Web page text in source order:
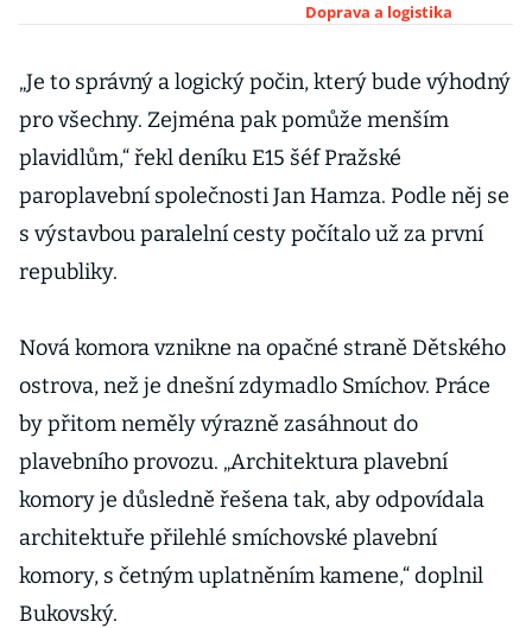
na Labi, má
Doprava a logistika
„Je to správný a logický počin, který bude výhodný
pro všechny. Zejména pak pomůže menším
plavidlům,“ řekl deníku E15 šéf Pražské
paroplavební společnosti Jan Hamza. Podle něj se
s výstavbou paralelní cesty počítalo už za první
republiky.
Nová komora vznikne na opačné straně Dětského
ostrova, než je dnešní zdymadlo Smíchov. Práce
by přitom neměly výrazně zasáhnout do
plavebního provozu. „Architektura plavební
komory je důsledně řešena tak, aby odpovídala
architektuře přilehlé smíchovské plavební
komory, s četným uplatněním kamene,“ doplnil
Bukovský.